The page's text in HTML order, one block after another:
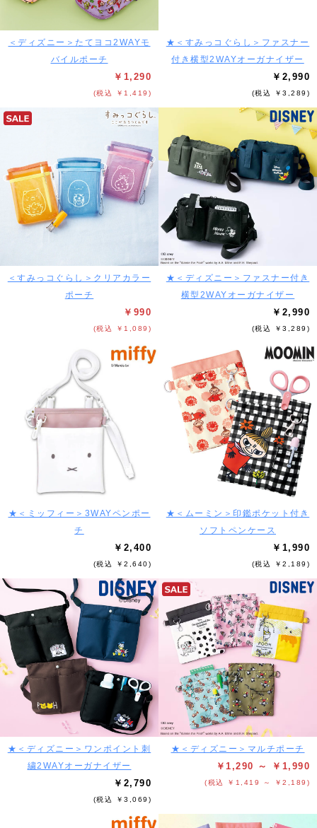
＜ディズニー＞たてヨコ2WAYモ
バイルポーチ
￥1,290
(税込 ￥1,419)
★＜すみっコぐらし＞ファスナー
付き横型2WAYオーガナイザー
￥2,990
(税込 ￥3,289)
＜すみっコぐらし＞クリアカラー
ポーチ
￥990
(税込 ￥1,089)
★＜ディズニー＞ファスナー付き
横型2WAYオーガナイザー
￥2,990
(税込 ￥3,289)
★＜ミッフィー＞3WAYペンポー
チ
￥2,400
(税込 ￥2,640)
★＜ムーミン＞印鑑ポケット付き
ソフトペンケース
￥1,990
(税込 ￥2,189)
★＜ディズニー＞ワンポイント刺
繍2WAYオーガナイザー
￥2,790
(税込 ￥3,069)
★＜ディズニー＞マルチポーチ
￥1,290 ～ ￥1,990
(税込 ￥1,419 ～ ￥2,189)